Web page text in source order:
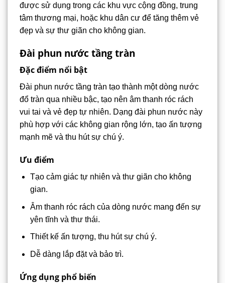
được sử dụng trong các khu vực cộng đồng, trung
tâm thương mại, hoặc khu dân cư để tăng thêm vẻ
đẹp và sự thư giãn cho không gian.
Đài phun nước tầng tràn
Đặc điểm nổi bật
Đài phun nước tầng tràn tạo thành một dòng nước
đổ tràn qua nhiều bậc, tạo nên âm thanh róc rách
vui tai và vẻ đẹp tự nhiên. Dạng đài phun nước này
phù hợp với các không gian rộng lớn, tạo ấn tượng
mạnh mẽ và thu hút sự chú ý.
Ưu điểm
Tạo cảm giác tự nhiên và thư giãn cho không
gian.
Âm thanh róc rách của dòng nước mang đến sự
yên tĩnh và thư thái.
Thiết kế ấn tượng, thu hút sự chú ý.
Dễ dàng lắp đặt và bảo trì.
Ứng dụng phổ biến